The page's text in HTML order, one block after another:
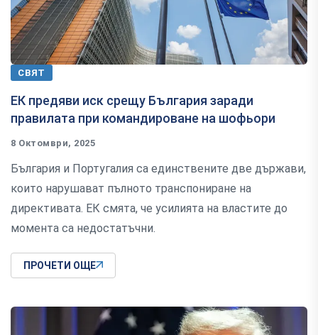
СВЯТ
ЕК предяви иск срещу България заради
правилата при командироване на шофьори
8 Октомври, 2025
България и Португалия са единствените две държави,
които нарушават пълното транспониране на
директивата. ЕК смята, че усилията на властите до
момента са недостатъчни.
ПРОЧЕТИ ОЩЕ